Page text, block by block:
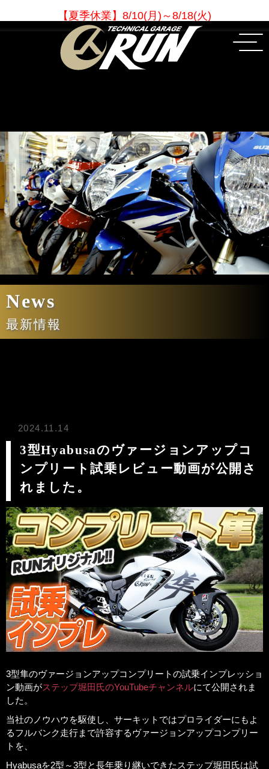
【夏季休業 】 8/10(月)～8/18(火)
News
最新情報
2024.11.14
3型Hyabusaのヴァージョンアップコ
ンプリート試乗レビュー動画が公開さ
れました。
3型隼のヴァージョンアップコンプリートの試乗インプレッショ
ン動画がステップ堀田氏のYouTubeチャンネルにて公開されま
した。
当社のノウハウを駆使し、サーキットではプロライダーにもよ
るフルバンク走行まで許容するヴァージョンアップコンプリー
トを、
Hyabusaを2型～3型と長年乗り継いできたステップ堀田氏は試